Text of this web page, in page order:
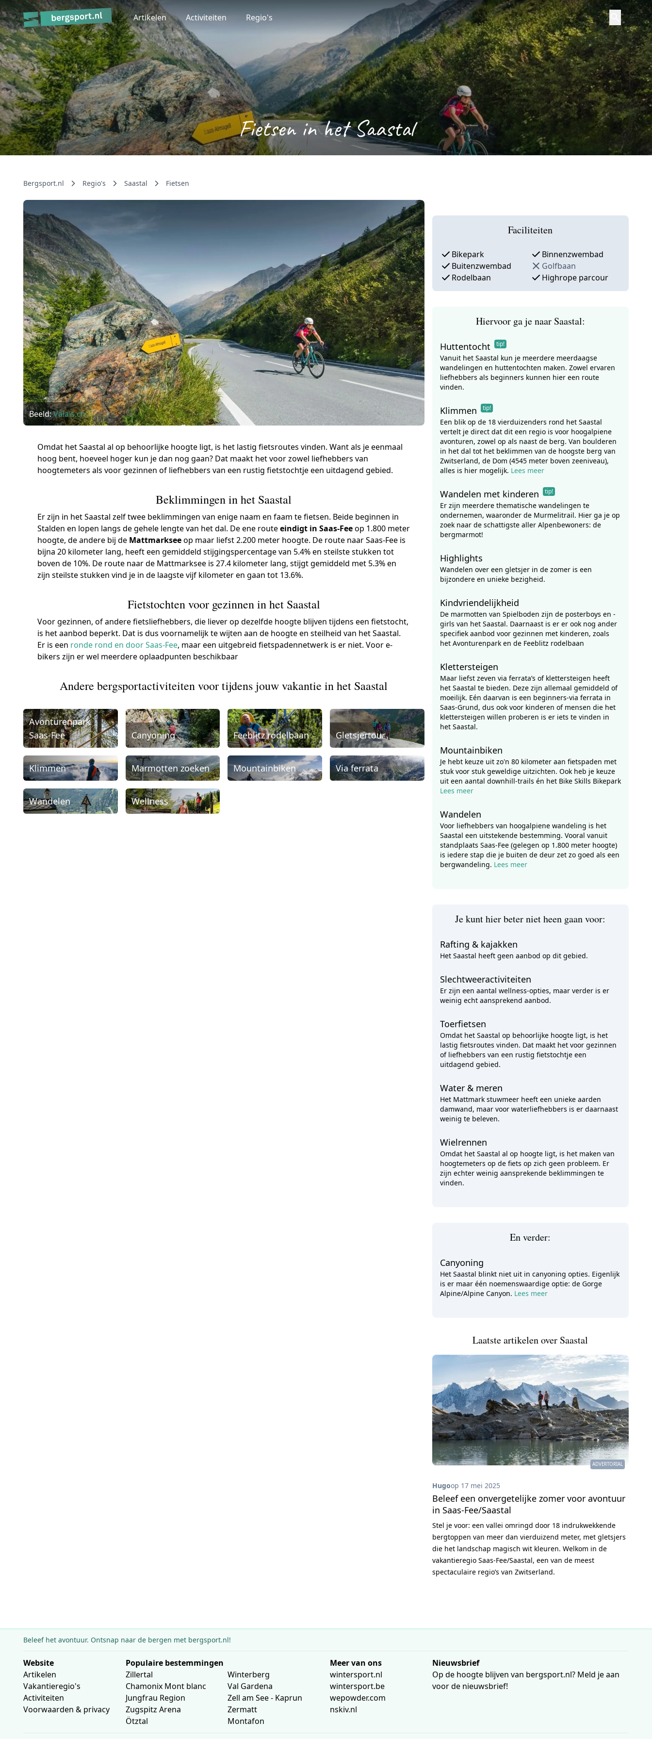
Artikelen Activiteiten Regio's
Fietsen in het Saastal
Bergsport.nl Regio's Saastal Fietsen
Beeld:Valais.ch
Omdat het Saastal al op behoorlijke hoogte ligt, is het lastig fietsroutes vinden. Want als je eenmaal
hoog bent, hoeveel hoger kun je dan nog gaan? Dat maakt het voor zowel liefhebbers van
hoogtemeters als voor gezinnen of liefhebbers van een rustig fietstochtje een uitdagend gebied.
Beklimmingen in het Saastal
Er zijn in het Saastal zelf twee beklimmingen van enige naam en faam te fietsen. Beide beginnen in
Stalden en lopen langs de gehele lengte van het dal. De ene routeeindigt in Saas-Feeop 1.800 meter
hoogte, de andere bij de Mattmarkseeop maar liefst 2.200 meter hoogte. De route naar Saas-Fee is
bijna 20 kilometer lang, heeft een gemiddeld stijgingspercentage van 5.4% en steilste stukken tot
boven de 10%. De route naar de Mattmarksee is 27.4 kilometer lang, stijgt gemiddeld met 5.3% en
zijn steilste stukken vind je in de laagste vijf kilometer en gaan tot 13.6%.
Fietstochten voor gezinnen in het Saastal
Voor gezinnen, of andere fietsliefhebbers, die liever op dezelfde hoogte blijven tijdens een fietstocht,
is het aanbod beperkt. Dat is dus voornamelijk te wijten aan de hoogte en steilheid van het Saastal.
Er is een ronde rond en door Saas-Fee, maar een uitgebreid fietspadennetwerk is er niet. Voor e-
bikers zijn er wel meerdere oplaadpunten beschikbaar
Andere bergsportactiviteiten voor tijdens jouw vakantie in het Saastal
Avonturenpark
Saas-Fee
Canyoning Feeblitz rodelbaan Gletsjertour
Klimmen Marmotten zoeken Mountainbiken Via ferrata
Wandelen Wellness
Faciliteiten
Bikepark
Binnenzwembad
Buitenzwembad
Golfbaan
Rodelbaan
Highrope parcour
Hiervoor ga je naar Saastal:
Huttentocht tip!
Vanuit het Saastal kun je meerdere meerdaagse
wandelingen en huttentochten maken. Zowel ervaren
liefhebbers als beginners kunnen hier een route
vinden.
Klimmen tip!
Een blik op de 18 vierduizenders rond het Saastal
vertelt je direct dat dit een regio is voor hoogalpiene
avonturen, zowel op als naast de berg. Van boulderen
in het dal tot het beklimmen van de hoogste berg van
Zwitserland, de Dom (4545 meter boven zeeniveau),
alles is hier mogelijk. Lees meer
Wandelen met kinderen tip!
Er zijn meerdere thematische wandelingen te
ondernemen, waaronder de Murmelitrail. Hier ga je op
zoek naar de schattigste aller Alpenbewoners: de
bergmarmot!
Highlights
Wandelen over een gletsjer in de zomer is een
bijzondere en unieke bezigheid.
Kindvriendelijkheid
De marmotten van Spielboden zijn de posterboys en -
girls van het Saastal. Daarnaast is er er ook nog ander
specifiek aanbod voor gezinnen met kinderen, zoals
het Avonturenpark en de Feeblitz rodelbaan
Klettersteigen
Maar liefst zeven via ferrata’s of klettersteigen heeft
het Saastal te bieden. Deze zijn allemaal gemiddeld of
moeilijk. Eén daarvan is een beginners-via ferrata in
Saas-Grund, dus ook voor kinderen of mensen die het
klettersteigen willen proberen is er iets te vinden in
het Saastal.
Mountainbiken
Je hebt keuze uit zo'n 80 kilometer aan fietspaden met
stuk voor stuk geweldige uitzichten. Ook heb je keuze
uit een aantal downhill-trails én het Bike Skills Bikepark
Lees meer
Wandelen
Voor liefhebbers van hoogalpiene wandeling is het
Saastal een uitstekende bestemming. Vooral vanuit
standplaats Saas-Fee (gelegen op 1.800 meter hoogte)
is iedere stap die je buiten de deur zet zo goed als een
bergwandeling. Lees meer
Je kunt hier beter niet heen gaan voor:
Rafting & kajakken
Het Saastal heeft geen aanbod op dit gebied.
Slechtweeractiviteiten
Er zijn een aantal wellness-opties, maar verder is er
weinig echt aansprekend aanbod.
Toerfietsen
Omdat het Saastal op behoorlijke hoogte ligt, is het
lastig fietsroutes vinden. Dat maakt het voor gezinnen
of liefhebbers van een rustig fietstochtje een
uitdagend gebied.
Water & meren
Het Mattmark stuwmeer heeft een unieke aarden
damwand, maar voor waterliefhebbers is er daarnaast
weinig te beleven.
Wielrennen
Omdat het Saastal al op hoogte ligt, is het maken van
hoogtemeters op de fiets op zich geen probleem. Er
zijn echter weinig aansprekende beklimmingen te
vinden.
En verder:
Canyoning
Het Saastal blinkt niet uit in canyoning opties. Eigenlijk
is er maar één noemenswaardige optie: de Gorge
Alpine/Alpine Canyon. Lees meer
Laatste artikelen over Saastal
ADVERTORIAL
Hugoop 17 mei 2025
Beleef een onvergetelijke zomer voor avontuur
in Saas-Fee/Saastal
Stel je voor: een vallei omringd door 18 indrukwekkende
bergtoppen van meer dan vierduizend meter, met gletsjers
die het landschap magisch wit kleuren. Welkom in de
vakantieregio Saas-Fee/Saastal, een van de meest
spectaculaire regio’s van Zwitserland.
Beleef het avontuur. Ontsnap naar de bergen met bergsport.nl!
Website
Artikelen
Vakantieregio's
Activiteiten
Voorwaarden & privacy
Populaire bestemmingen
Zillertal
Chamonix Mont blanc
Jungfrau Region
Zugspitz Arena
Ötztal
Winterberg
Val Gardena
Zell am See - Kaprun
Zermatt
Montafon
Meer van ons
wintersport.nl
wintersport.be
wepowder.com
nskiv.nl
Nieuwsbrief
Op de hoogte blijven van bergsport.nl? Meld je aan
voor de nieuwsbrief!